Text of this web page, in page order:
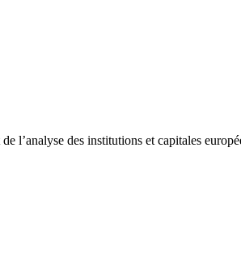
l’analyse des institutions et capitales